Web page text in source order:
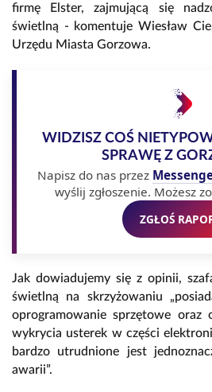
firmę Elster, zajmującą się
świetlną - komentuje Wiesław
Urzędu Miasta Gorzowa.
WIDZISZ COŚ
SPRAWĘ Z
Napisz do nas przez
wyślij zgłoszenie. Możesz
ZGŁOŚ
Jak dowiadujemy się z opinii,
świetlną na skrzyżowaniu
oprogramowanie sprzętowe oraz
wykrycia usterek w części
bardzo utrudnione jest
awarii”.